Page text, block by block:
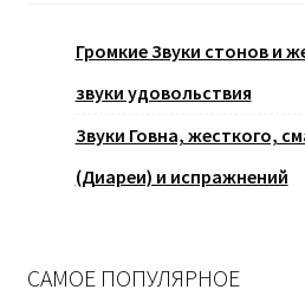
Громкие Звуки стонов и
звуки удовольствия
Звуки Говна, жесткого,
(Диареи) и испражнений
САМОЕ ПОПУЛЯРНОЕ